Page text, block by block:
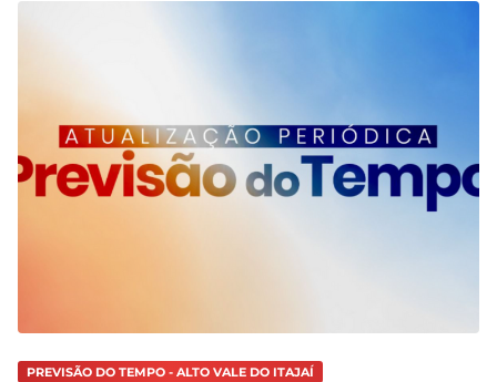
PREVISÃO DO TEMPO - ALTO VALE DO ITAJAÍ